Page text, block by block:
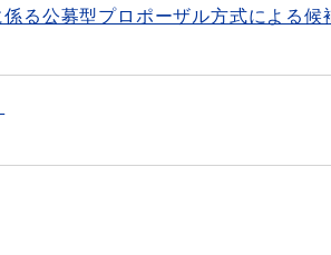
る公募型プロポーザル方式による候